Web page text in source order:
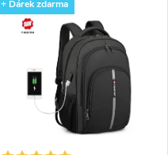
+ Dárek zdarma